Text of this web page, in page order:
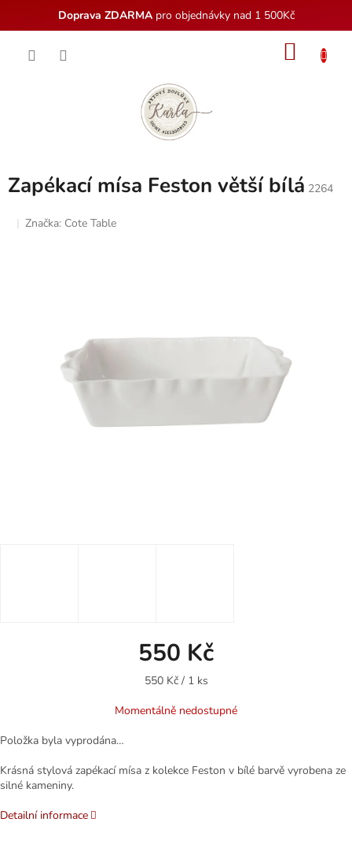
Doprava ZDARMApro objednávky nad 1 500Kč
Zapékací mísa Feston větší bílá 2264
Značka: Cote Table
550 Kč
Měrná
550 Kč / 1 ks
Momentálně nedostupné
Položka byla vyprodána…
Krásná stylová zapékací mísa z kolekce Feston v bílé barvě vyrobena ze
silné kameniny.
Detailní informace